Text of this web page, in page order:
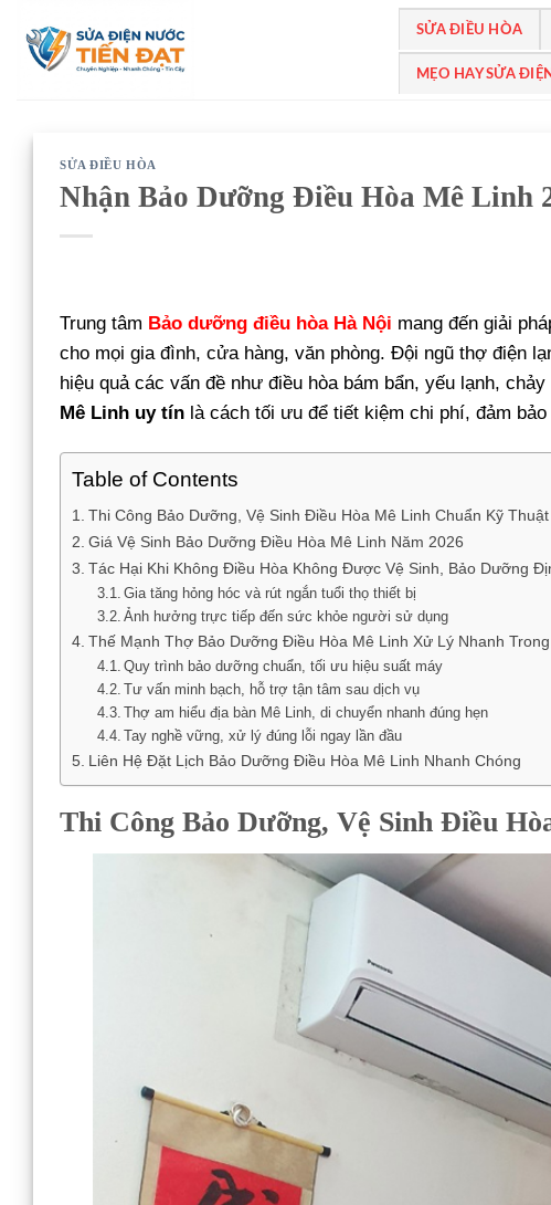
qua
SỬA ĐIỀU HÒA
MẸO HAY SỬA
SỬA ĐIỀU HÒA
Nhận Bảo Dưỡng Điều Hòa Mê Linh
Trung tâm Bảo dưỡng điều hòa Hà Nội mang đến giải
cho mọi gia đình, cửa hàng, văn phòng. Đội ngũ thợ điện
hiệu quả các vấn đề như điều hòa bám bẩn, yếu lạnh,
Mê Linh uy tín là cách tối ưu để tiết kiệm chi phí, đảm
Table of Contents
Thi Công Bảo Dưỡng, Vệ Sinh Điều Hòa Mê Linh Chuẩn Kỹ Thuật
Giá Vệ Sinh Bảo Dưỡng Điều Hòa Mê Linh Năm 2026
Tác Hại Khi Không Điều Hòa Không Được Vệ Sinh, Bảo Dưỡng
Gia tăng hỏng hóc và rút ngắn tuổi thọ thiết bị
Ảnh hưởng trực tiếp đến sức khỏe người sử dụng
Thế Mạnh Thợ Bảo Dưỡng Điều Hòa Mê Linh Xử Lý Nhanh
Quy trình bảo dưỡng chuẩn, tối ưu hiệu suất máy
Tư vấn minh bạch, hỗ trợ tận tâm sau dịch vụ
Thợ am hiểu địa bàn Mê Linh, di chuyển nhanh đúng hẹn
Tay nghề vững, xử lý đúng lỗi ngay lần đầu
Liên Hệ Đặt Lịch Bảo Dưỡng Điều Hòa Mê Linh Nhanh Chóng
Thi Công Bảo Dưỡng, Vệ Sinh Điều